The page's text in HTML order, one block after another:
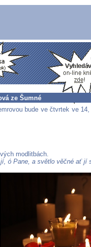
ze Šumné
bude ve čtvrtek ve
modlitbách.
ó Pane, a světlo věčné ať